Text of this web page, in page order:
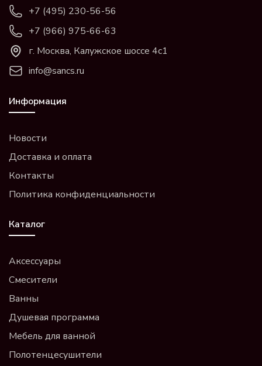
+7 (495) 230-56-56
+7 (966) 975-66-63
г. Москва, Калужское шоссе 4с1
info@sancs.ru
Информация
Новости
Доставка и оплата
Контакты
Политика конфиденциальности
Каталог
Аксессуары
Смесители
Ванны
Душевая программа
Мебель для ванной
Полотенцесушители